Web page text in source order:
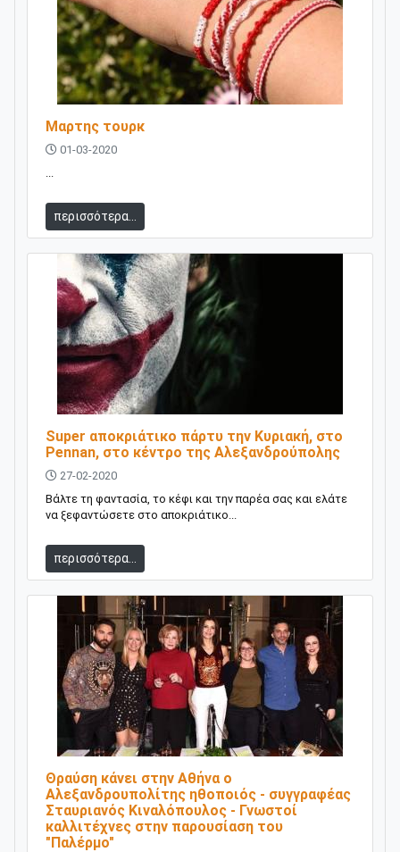
Μαρτης τουρκ
01-03-2020
περισσότερα...
Super αποκριάτικο πάρτυ την Κυριακή, στο
Pennan, στο κέντρο της Αλεξανδρούπολης
27-02-2020
Βάλτε τη φαντασία, το κέφι και την παρέα σας και ελάτε
να ξεφαντώσετε στο αποκριάτικο...
περισσότερα...
Θραύση κάνει στην Αθήνα ο
Αλεξανδρουπολίτης ηθοποιός - συγγραφέας
Σταυριανός Κιναλόπουλος - Γνωστοί
καλλιτέχνες στην παρουσίαση του
"Παλέρμο"